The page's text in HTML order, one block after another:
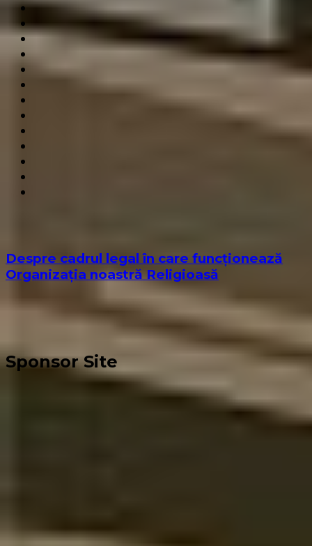
Despre cadrul legal în care funcționează
Organizația noastră Religioasă
Sponsor Site